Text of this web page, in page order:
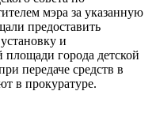
мэра за указанную
предоставить
и
города детской
передаче средств в
в прокуратуре.